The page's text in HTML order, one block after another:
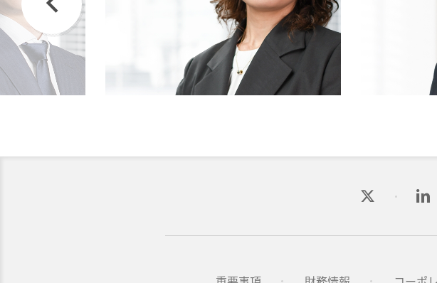
Previous